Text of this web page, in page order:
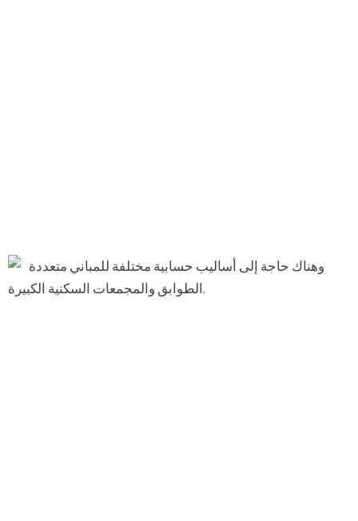
وهناك حاجة إلى أساليب حسابية مختلفة للمباني متعددة
الطوابق والمجمعات السكنية الكبيرة.